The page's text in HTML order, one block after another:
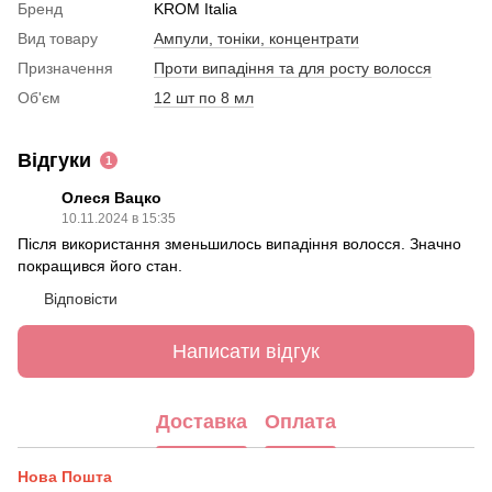
Бренд
KROM Italia
Вид товару
Ампули, тоніки, концентрати
Призначення
Проти випадіння та для росту волосся
Об'єм
12 шт по 8 мл
Відгуки 1
Олеся Вацко
10.11.2024 в 15:35
Після використання зменьшилось випадіння волосся. Значно
покращився його стан.
Відповісти
Написати відгук
Доставка Оплата
Нова Пошта